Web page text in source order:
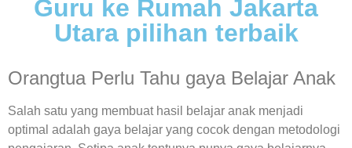
Guru ke Rumah Jakarta
Utara pilihan terbaik
Orangtua Perlu Tahu gaya Belajar Anak
Salah satu yang membuat hasil belajar anak menjadi
optimal adalah gaya belajar yang cocok dengan metodologi